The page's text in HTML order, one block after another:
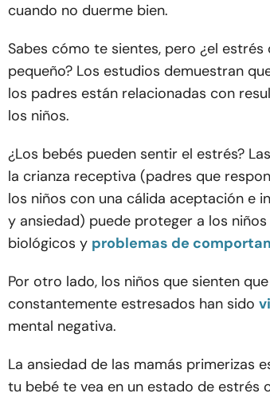
cuando no duerme bien.
Sabes cómo te sientes, pero ¿el
pequeño? Los estudios demuestran
los padres están relacionadas con
los niños.
¿Los bebés pueden sentir el estrés?
la crianza receptiva (padres que
los niños con una cálida aceptación e
y ansiedad) puede proteger a los
biológicos y problemas de
Por otro lado, los niños que sienten
constantemente estresados han sido
mental negativa.
La ansiedad de las mamás primerizas
tu bebé te vea en un estado de estrés